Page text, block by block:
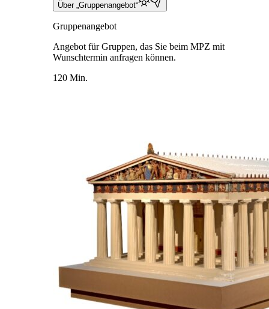
Über „Gruppenangebot“
Gruppenangebot
Angebot für Gruppen, das Sie beim MPZ mit
Wunschtermin anfragen können.
120 Min.